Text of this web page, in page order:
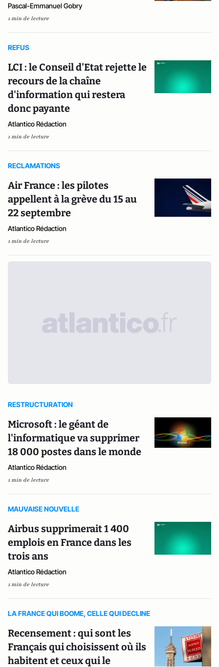
Pascal-Emmanuel Gobry
1 min de lecture
REFUS
LCI : le Conseil d'Etat rejette le
recours de la chaîne
d'information qui restera
donc payante
Atlantico Rédaction
1 min de lecture
RECLAMATIONS
Air France : les pilotes
appellent à la grève du 15 au
22 septembre
Atlantico Rédaction
1 min de lecture
RESTRUCTURATION
Microsoft : le géant de
l'informatique va supprimer
18 000 postes dans le monde
Atlantico Rédaction
1 min de lecture
MAUVAISE NOUVELLE
Airbus supprimerait 1 400
emplois en France dans les
trois ans
Atlantico Rédaction
1 min de lecture
LA FRANCE QUI BOOME, CELLE QUI DECLINE
Recensement : qui sont les
Français qui choisissent où ils
habitent et ceux qui le